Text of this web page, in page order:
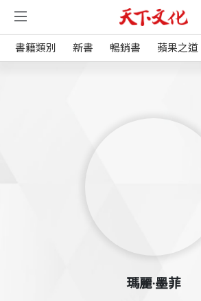
書籍類別 新書 暢銷書 蘋果之道
瑪麗‧墨菲